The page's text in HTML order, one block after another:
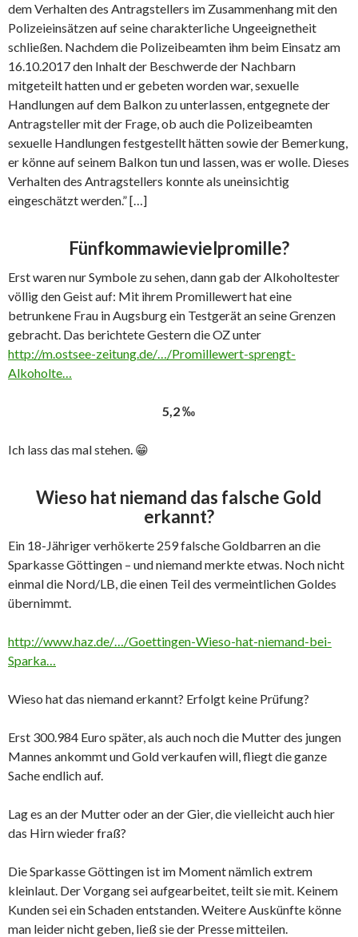
dem Verhalten des Antragstellers im Zusammenhang mit den
Polizeieinsätzen auf seine charakterliche Ungeeignetheit
schließen. Nachdem die Polizeibeamten ihm beim Einsatz am
16.10.2017 den Inhalt der Beschwerde der Nachbarn
mitgeteilt hatten und er gebeten worden war, sexuelle
Handlungen auf dem Balkon zu unterlassen, entgegnete der
Antragsteller mit der Frage, ob auch die Polizeibeamten
sexuelle Handlungen festgestellt hätten sowie der Bemerkung,
er könne auf seinem Balkon tun und lassen, was er wolle. Dieses
Verhalten des Antragstellers konnte als uneinsichtig
eingeschätzt werden.” […]
Fünfkommawievielpromille?
Erst waren nur Symbole zu sehen, dann gab der Alkoholtester
völlig den Geist auf: Mit ihrem Promillewert hat eine
betrunkene Frau in Augsburg ein Testgerät an seine Grenzen
gebracht. Das berichtete Gestern die OZ unter
http://m.ostsee-zeitung.de/…/Promillewert-sprengt-
Alkoholte…
5,2 ‰
Ich lass das mal stehen. 😁
Wieso hat niemand das falsche Gold
erkannt?
Ein 18-Jähriger verhökerte 259 falsche Goldbarren an die
Sparkasse Göttingen – und niemand merkte etwas. Noch nicht
einmal die Nord/LB, die einen Teil des vermeintlichen Goldes
übernimmt.
http://www.haz.de/…/Goettingen-Wieso-hat-niemand-bei-
Sparka…
Wieso hat das niemand erkannt? Erfolgt keine Prüfung?
Erst 300.984 Euro später, als auch noch die Mutter des jungen
Mannes ankommt und Gold verkaufen will, fliegt die ganze
Sache endlich auf.
Lag es an der Mutter oder an der Gier, die vielleicht auch hier
das Hirn wieder fraß?
Die Sparkasse Göttingen ist im Moment nämlich extrem
kleinlaut. Der Vorgang sei aufgearbeitet, teilt sie mit. Keinem
Kunden sei ein Schaden entstanden. Weitere Auskünfte könne
man leider nicht geben, ließ sie der Presse mitteilen.